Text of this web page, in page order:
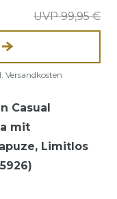
UVP 99,95 €
Versandkosten
Casual
mit
Limitlos